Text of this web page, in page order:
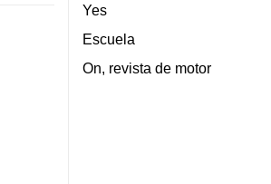
Yes
Escuela
On, revista de motor